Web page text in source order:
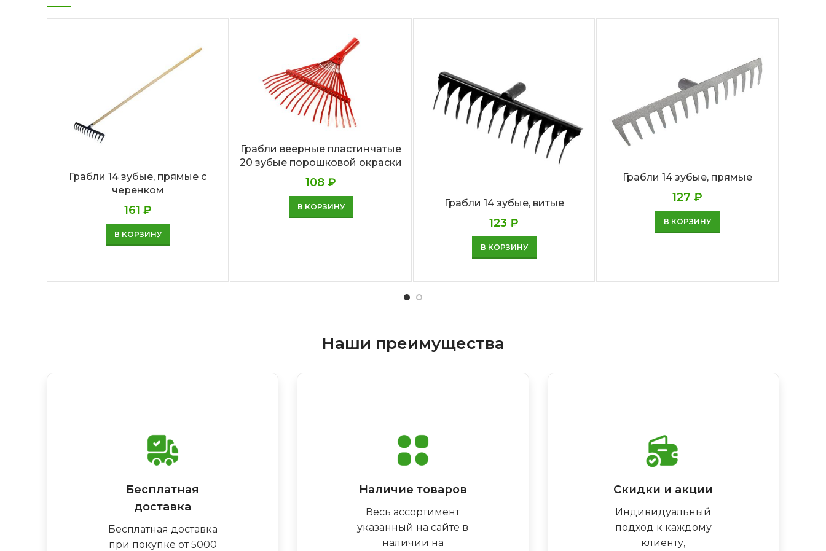
Грабли 14 зубые, прямые с
черенком
161 ₽
В КОРЗИНУ
Грабли веерные пластинчатые
20 зубые порошковой окраски
108₽
В КОРЗИНУ Грабли 14 зубые, витые
123₽
В КОРЗИНУ
Грабли 14 зубые, прямые
127 ₽
В КОРЗИНУ
Наши преимущества
Бесплатная
доставка
Бесплатная доставка
при покупке от 5000
Наличие товаров
Весь ассортимент
указанный на сайте в
наличии на
Скидки и акции
Индивидуальный
подход к каждому
клиенту,